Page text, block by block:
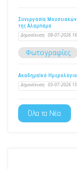
Συνεργασία Μουσειακών
της Αλαμπάμα
Δημοσίευση: 08-07-2026
Φωτογραφίες
Ακαδημαϊκό
Δημοσίευση: 03-07-2026
Όλα τα Νέα